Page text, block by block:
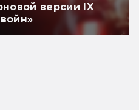
версии IX